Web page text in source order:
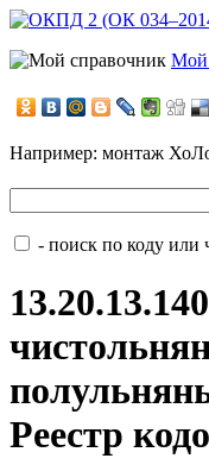
Мой
Например: монтаж
- поиск по коду или
Реестр